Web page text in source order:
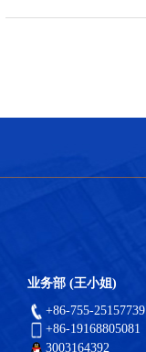
业务部 (王小姐)
+86-755-25157739
+86-19168805081
3003164392